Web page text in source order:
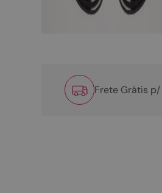
Frete Grátis